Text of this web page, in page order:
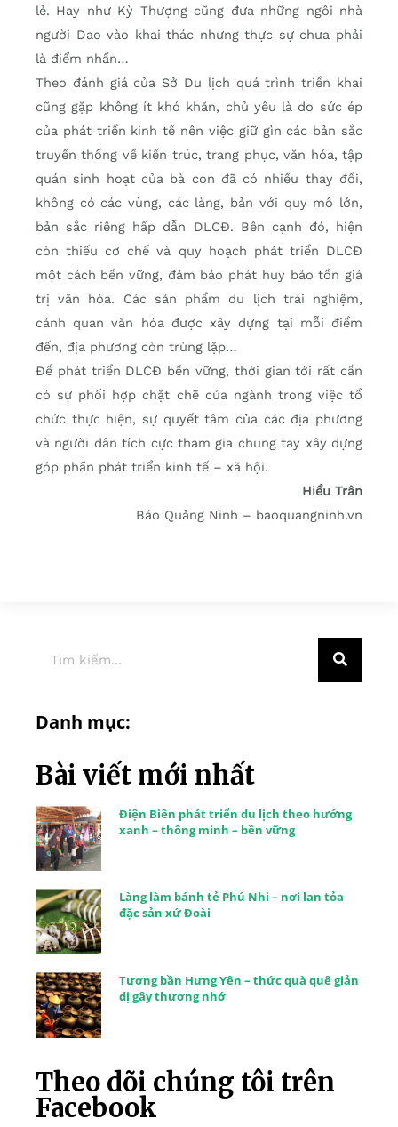
lẻ. Hay như Kỳ Thượng cũng đưa những ngôi nhà
người Dao vào khai thác nhưng thực sự chưa phải
là điểm nhấn…
Theo đánh giá của Sở Du lịch quá trình triển khai
cũng gặp không ít khó khăn, chủ yếu là do sức ép
của phát triển kinh tế nên việc giữ gìn các bản sắc
truyền thống về kiến trúc, trang phục, văn hóa, tập
quán sinh hoạt của bà con đã có nhiều thay đổi,
không có các vùng, các làng, bản với quy mô lớn,
bản sắc riêng hấp dẫn DLCĐ. Bên cạnh đó, hiện
còn thiếu cơ chế và quy hoạch phát triển DLCĐ
một cách bền vững, đảm bảo phát huy bảo tồn giá
trị văn hóa. Các sản phẩm du lịch trải nghiệm,
cảnh quan văn hóa được xây dựng tại mỗi điểm
đến, địa phương còn trùng lặp…
Để phát triển DLCĐ bền vững, thời gian tới rất cần
có sự phối hợp chặt chẽ của ngành trong việc tổ
chức thực hiện, sự quyết tâm của các địa phương
và người dân tích cực tham gia chung tay xây dựng
góp phần phát triển kinh tế – xã hội.
Hiểu Trân
Báo Quảng Ninh – baoquangninh.vn
Danh mục:
Bài viết mới nhất
Điện Biên phát triển du lịch theo hướng
xanh – thông minh – bền vững
Làng làm bánh tẻ Phú Nhi – nơi lan tỏa
đặc sản xứ Đoài
Tương bần Hưng Yên – thức quà quê giản
dị gây thương nhớ
Theo dõi chúng tôi trên
Facebook